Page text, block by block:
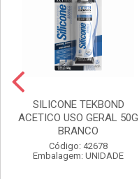
SILICONE TEKBOND
ACETICO USO GERAL 50G
BRANCO
Código: 42678
Embalagem: UNIDADE